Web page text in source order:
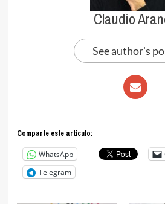
Claudio
See author's
Comparte este articulo:
WhatsApp
Telegram